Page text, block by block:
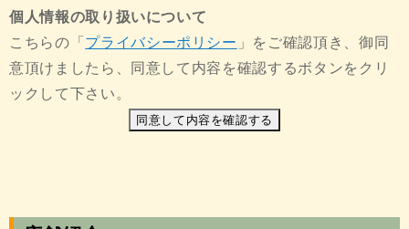
個人情報の取り扱いについて
こちらの「 プライバシーポリシー 」をご確認頂き、御同
意頂けましたら、同意して内容を確認するボタンをクリ
ックして下さい。
同意して内容を確認する